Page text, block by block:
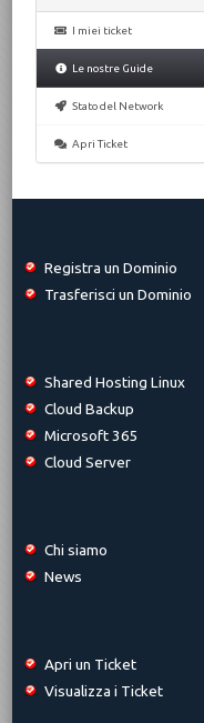
I miei ticket
Le nostre Guide
Stato del Network
Apri Ticket
Registra un Dominio
Trasferisci un Dominio
Shared Hosting Linux
Cloud Backup
Microsoft 365
Cloud Server
Chi siamo
News
Apri un Ticket
Visualizza i Ticket